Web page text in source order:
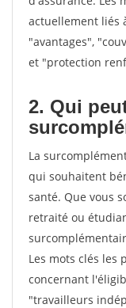
actuellement liés
"avantages",
et "protection
2. Qui
La
qui souhaitent
santé. Que vous
retraité ou
Les mots clés les
concernant
"travailleurs